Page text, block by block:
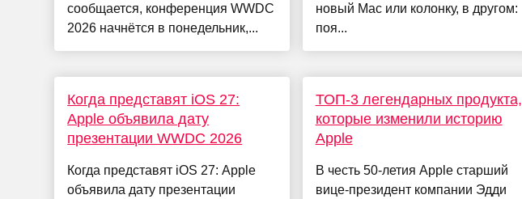
сообщается, конференция WWDC
2026 начнётся в понедельник,...
Когда представят iOS 27:
Apple объявила дату
презентации WWDC 2026
Когда представят iOS 27: Apple
объявила дату презентации
новый Mac или колонку, в другом:
поя...
ТОП-3 легендарных продукта,
которые изменили историю
Apple
В честь 50-летия Apple старший
вице-президент компании Эдди